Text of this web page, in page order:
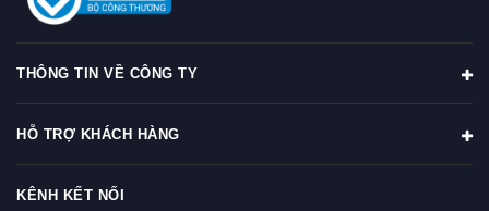
THÔNG TIN VỀ CÔNG TY
HỖ TRỢ KHÁCH HÀNG
KÊNH KẾT NỐI